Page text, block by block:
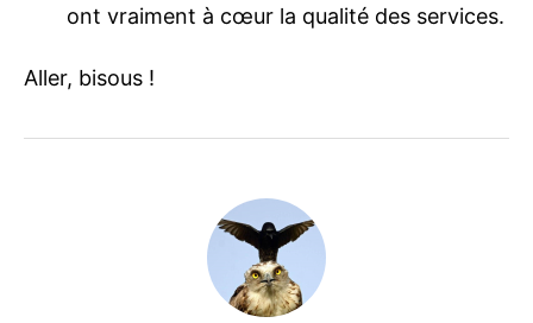
ont vraiment à cœur la qualité des services.
Aller, bisous !